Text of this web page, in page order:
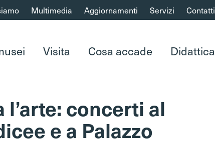
Multimedia Aggiornamenti Servizi Contatti
Visita Cosa accade Didattica
concerti al
e a Palazzo